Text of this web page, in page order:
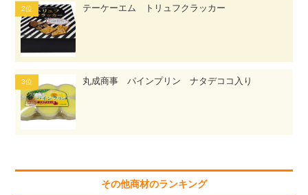
テーケーエム トリュフクラッカー
丸成商事 パインプリン ナタデココ入り
その他商材のランキング